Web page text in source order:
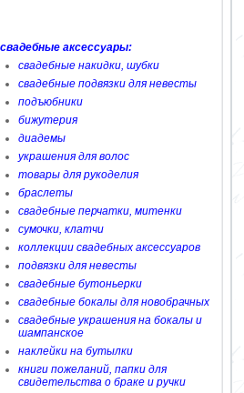
свадебные аксессуары:
свадебные накидки, шубки
свадебные подвязки для невесты
подъюбники
бижутерия
диадемы
украшения для волос
товары для рукоделия
браслеты
свадебные перчатки, митенки
сумочки, клатчи
коллекции свадебных аксессуаров
подвязки для невесты
свадебные бутоньерки
свадебные бокалы для новобрачных
свадебные украшения на бокалы и
шампанское
наклейки на бутылки
книги пожеланий, папки для
свидетельства о браке и ручки